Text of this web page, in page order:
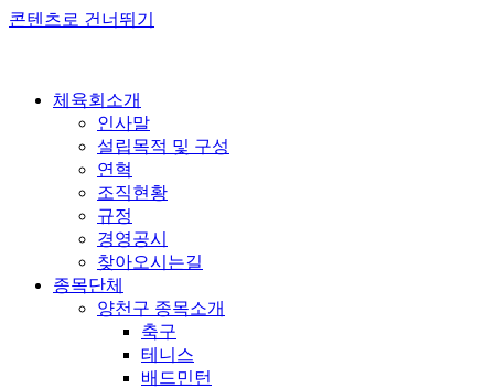
콘텐츠로 건너뛰기
체육회소개
인사말
설립목적 및 구성
연혁
조직현황
규정
경영공시
찾아오시는길
종목단체
양천구 종목소개
축구
테니스
배드민턴